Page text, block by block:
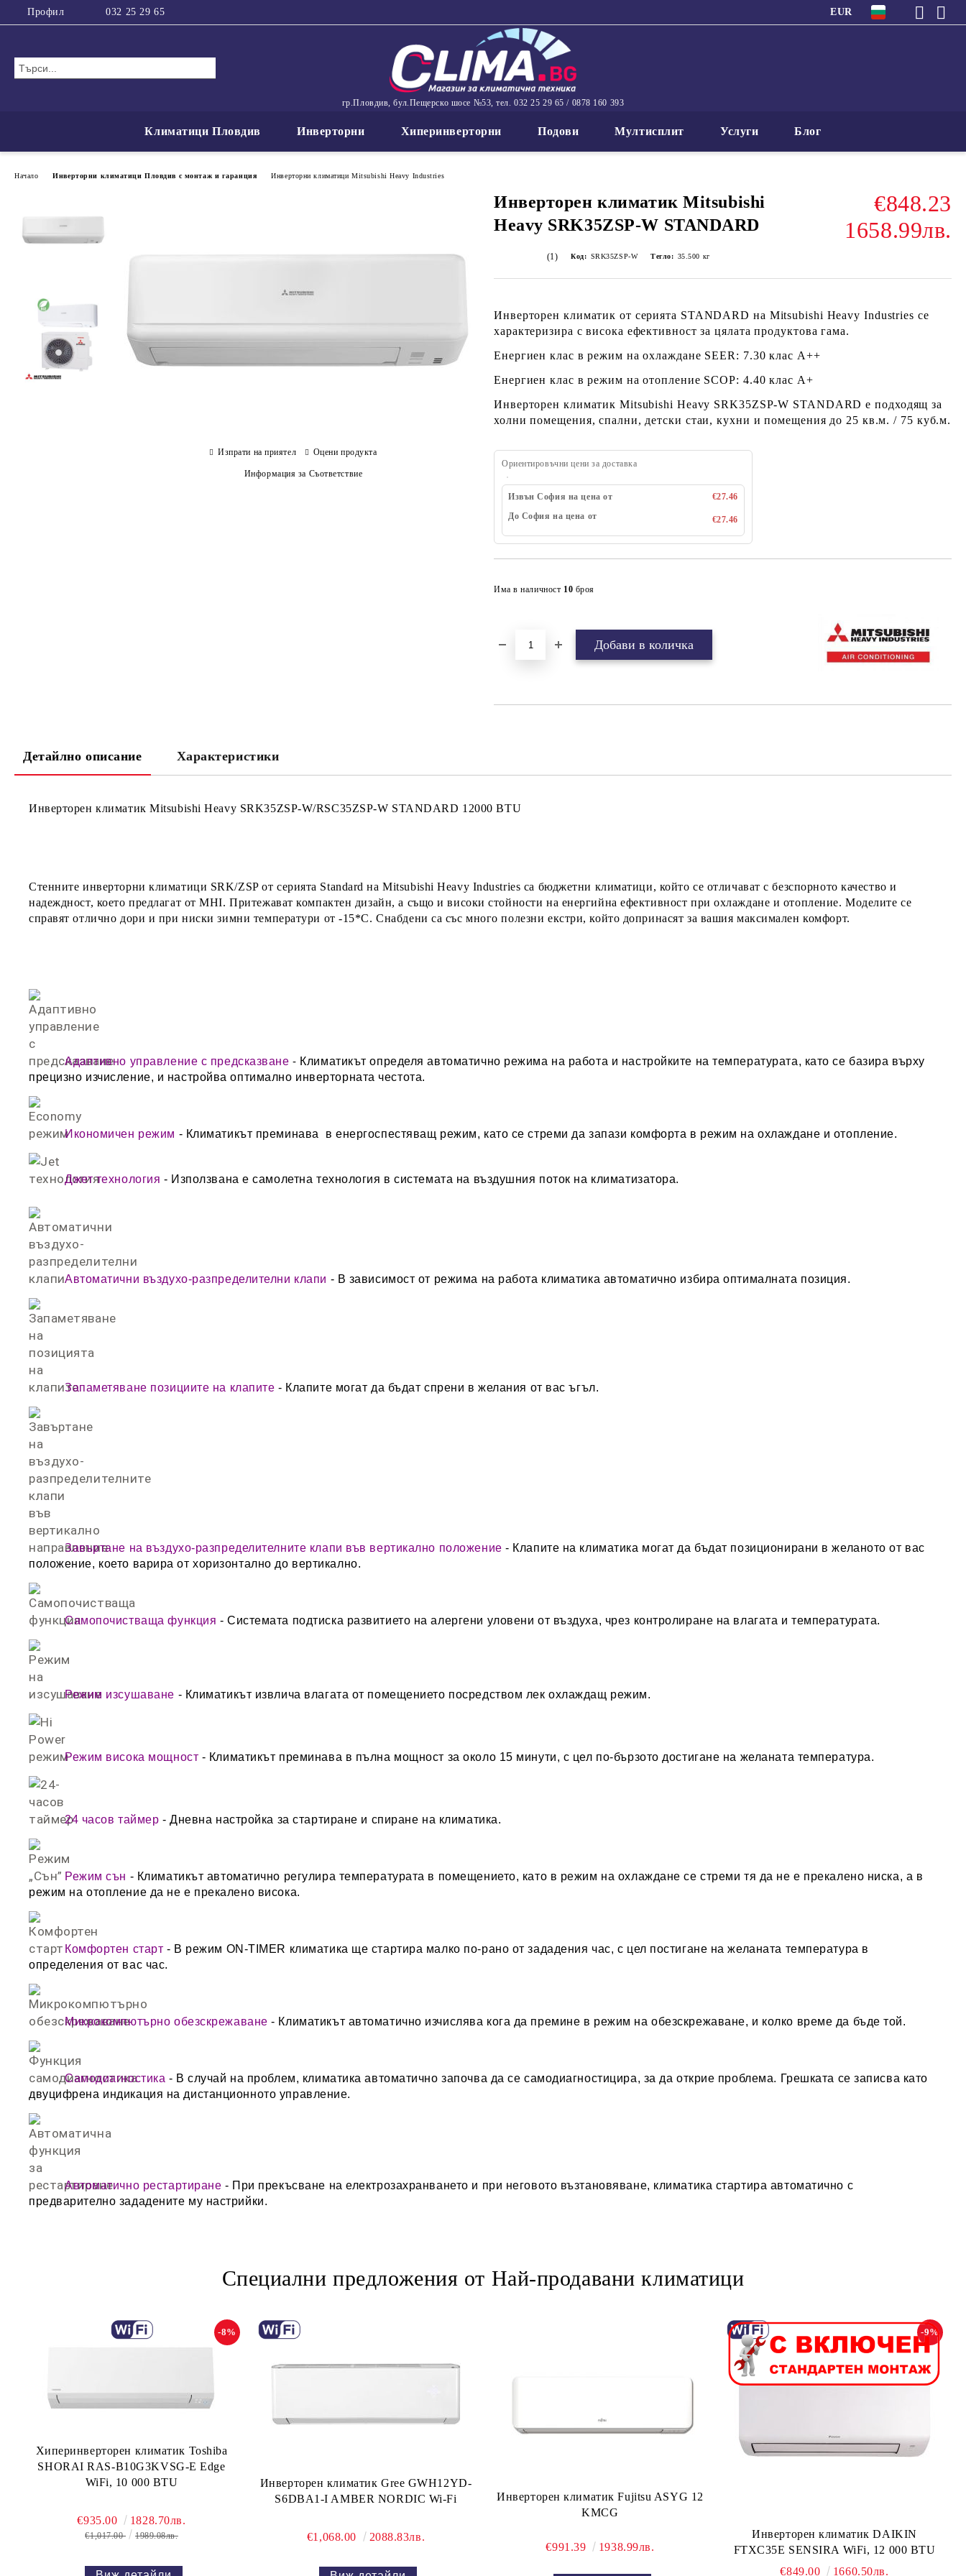
Профил 032 25 29 65 EUR
гр.Пловдив, бул.Пещерско шосе №53, тел. 032 25 29 65 / 0878 160 393
Климатици Пловдив Инверторни Хиперинверторни Подови Мултисплит Услуги Блог
Начало Инверторни климатици Пловдив с монтаж и гаранция Инверторни климатици Mitsubishi Heavy Industries
Инверторен климатик Mitsubishi
Heavy SRK35ZSP-W STANDARD
€848.23
1658.99лв.
(1) Код: SRK35ZSP-W Тегло: 35.500 кг
Инверторен климатик от серията STANDARD на Mitsubishi Heavy Industries се
характеризира с висока ефективност за цялата продуктова гама.
Енергиен клас в режим на охлаждане SEER: 7.30 клас А++
Енергиен клас в режим на отопление SCOP: 4.40 клас А+
Инверторен климатик Mitsubishi Heavy SRK35ZSP-W STANDARD е подходящ за
холни помещения, спални, детски стаи, кухни и помещения до 25 кв.м. / 75 куб.м.
Ориентировъчни цени за доставка
Извън София на цена от
€27.46
До София на цена от
€27.46
Има в наличност 10 броя
Изпрати на приятел Оцени продукта
Информация за Съответствие
Детайлно описание Характеристики
Инверторен климатик Mitsubishi Heavy SRK35ZSP-W/RSC35ZSP-W STANDARD 12000 BTU
Стенните инверторни климатици SRK/ZSP от серията Standard на Mitsubishi Heavy Industries са бюджетни климатици, който се отличават с безспорното качество и
надеждност, което предлагат от MHI. Притежават компактен дизайн, а също и високи стойности на енергийна ефективност при охлаждане и отопление. Моделите се
справят отлично дори и при ниски зимни температури от -15*C. Снабдени са със много полезни екстри, който допринасят за вашия максимален комфорт.
Адаптивно управление с предсказване - Климатикът определя автоматично режима на работа и настройките на температурата, като се базира върху
прецизно изчисление, и настройва оптимално инверторната честота.
Икономичен режим - Климатикът преминава в енергоспестяващ режим, като се стреми да запази комфорта в режим на охлаждане и отопление.
Джет технология - Използвана е самолетна технолoгия в системата на въздушния поток на климатизатора.
Автоматични въздухо-разпределителни клапи - В зависимост от режима на работа климатика автоматично избира оптималната позиция.
Запаметяване позициите на клапите - Клапите могат да бъдат спрени в желания от вас ъгъл.
Завъртане на въздухо-разпределителните клапи във вертикално положение - Клапите на климатика могат да бъдат позиционирани в желаното от вас
положение, което варира от хоризонтално до вертикално.
Самопочистваща функция - Системата подтиска развитието на алергени уловени от въздуха, чрез контролиране на влагата и температурата.
Режим изсушаване - Климатикът извлича влагата от помещението посредством лек охлаждащ режим.
Режим висока мощност - Климатикът преминава в пълна мощност за около 15 минути, с цел по-бързото достигане на желаната температура.
24 часов таймер - Дневна настройка за стартиране и спиране на климатика.
Режим сън - Климатикът автоматично регулира температурата в помещението, като в режим на охлаждане се стреми тя да не е прекалено ниска, а в
режим на отопление да не е прекалено висока.
Комфортен старт - В режим ON-TIMER климатика ще стартира малко по-рано от зададения час, с цел постигане на желаната температура в
определения от вас час.
Микрокомпютърно обезскрежаване - Климатикът автоматично изчислява кога да премине в режим на обезскрежаване, и колко време да бъде той.
Самодиагностика - В случай на проблем, климатика автоматично започва да се самодиагностицира, за да открие проблема. Грешката се записва като
двуцифрена индикация на дистанционното управление.
Автоматично рестартиране - При прекъсване на електрозахранването и при неговото възтановяване, климатика стартира автоматично с
предварително зададените му настрийки.
Специални предложения от Най-продавани климатици
Хиперинверторен климатик Toshiba
SHORAI RAS-B10G3KVSG-E Edge
WiFi, 10 000 BTU
-8%
€935.00 1828.70лв.
€1,017.00 1989.08лв.
Инверторен климатик Gree GWH12YD-
S6DBA1-I AMBER NORDIC Wi-Fi
€1,068.00 2088.83лв.
Инверторен климатик Fujitsu ASYG 12
KMCG
€991.39 1938.99лв.
Инверторен климатик DAIKIN
FTXC35E SENSIRA WiFi, 12 000 BTU
-9%
€849.00 1660.50лв.